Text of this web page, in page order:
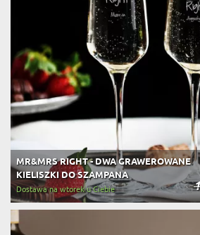
MR&MRS RIGHT - DWA GRAWEROWANE
KIELISZKI DO SZAMPANA
Dostawa na wtorek u Ciebie